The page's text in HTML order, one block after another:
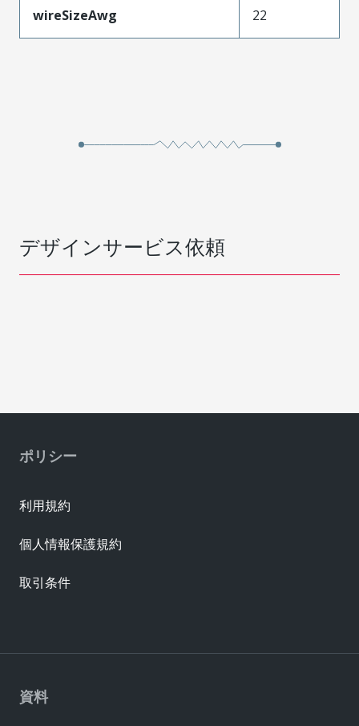
wireSizeAwg 22
デザインサービス依頼
資料
ポリシー
利用規約
個人情報保護規約
取引条件